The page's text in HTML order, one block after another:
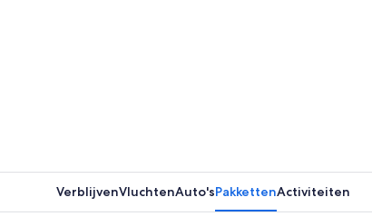
VerblijvenVluchtenAuto'sPakkettenActiviteiten